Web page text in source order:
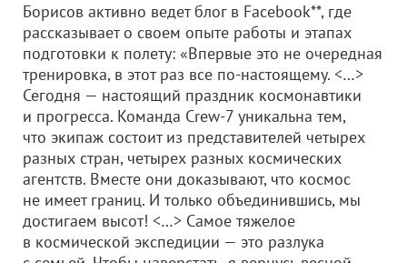
Борисов активно ведет блог в Facebook**, где
рассказывает о своем опыте работы и этапах
подготовки к полету: «Впервые это не очередная
тренировка, в этот раз все по-настоящему. <…>
Сегодня — настоящий праздник космонавтики
и прогресса. Команда Crew-7 уникальна тем,
что экипаж состоит из представителей четырех
разных стран, четырех разных космических
агентств. Вместе они доказывают, что космос
не имеет границ. И только объединившись, мы
достигаем высот! <…> Самое тяжелое
в космической экспедиции — это разлука